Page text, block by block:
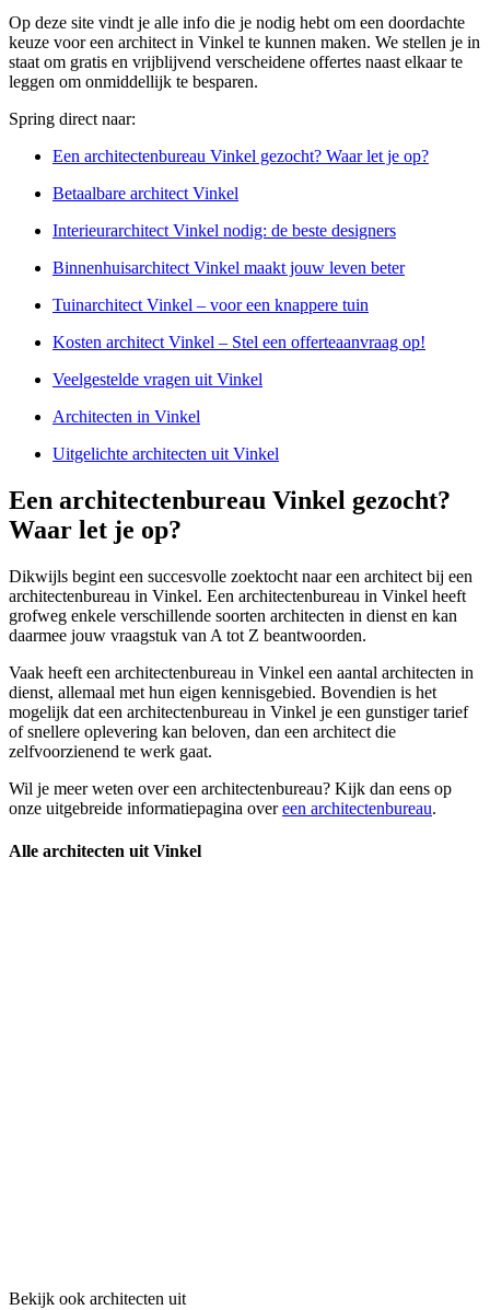
Op deze site vindt je alle info die je nodig hebt om een doordachte
keuze voor een architect in Vinkel te kunnen maken. We stellen je in
staat om gratis en vrijblijvend verscheidene offertes naast elkaar te
leggen om onmiddellijk te besparen.
Spring direct naar:
Een architectenbureau Vinkel gezocht? Waar let je op?
Betaalbare architect Vinkel
Interieurarchitect Vinkel nodig: de beste designers
Binnenhuisarchitect Vinkel maakt jouw leven beter
Tuinarchitect Vinkel – voor een knappere tuin
Kosten architect Vinkel – Stel een offerteaanvraag op!
Veelgestelde vragen uit Vinkel
Architecten in Vinkel
Uitgelichte architecten uit Vinkel
Een architectenbureau Vinkel gezocht?
Waar let je op?
Dikwijls begint een succesvolle zoektocht naar een architect bij een
architectenbureau in Vinkel. Een architectenbureau in Vinkel heeft
grofweg enkele verschillende soorten architecten in dienst en kan
daarmee jouw vraagstuk van A tot Z beantwoorden.
Vaak heeft een architectenbureau in Vinkel een aantal architecten in
dienst, allemaal met hun eigen kennisgebied. Bovendien is het
mogelijk dat een architectenbureau in Vinkel je een gunstiger tarief
of snellere oplevering kan beloven, dan een architect die
zelfvoorzienend te werk gaat.
Wil je meer weten over een architectenbureau? Kijk dan eens op
onze uitgebreide informatiepagina overeen architectenbureau.
Alle architecten uit Vinkel
Bekijk ook architecten uit